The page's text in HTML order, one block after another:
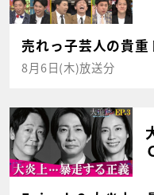
売れっ子芸人の貴
8月6日(木)放送分